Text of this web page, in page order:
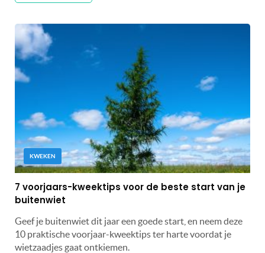
KWEKEN
7 voorjaars-kweektips voor de beste start van je
buitenwiet
Geef je buitenwiet dit jaar een goede start, en neem deze
10 praktische voorjaar-kweektips ter harte voordat je
wietzaadjes gaat ontkiemen.